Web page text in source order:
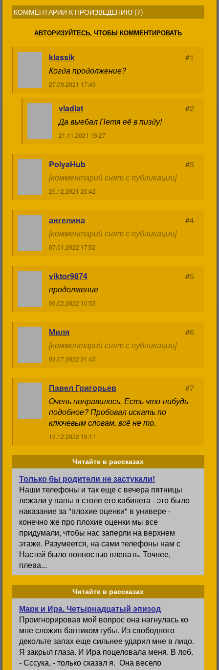
КОММЕНТАРИИ К ПРОИЗВЕДЕНИЮ (7)
АВТОРИЗУЙТЕСЬ, ЧТОБЫ КОММЕНТИРОВАТЬ
klassik
#1
Когда продолжение?
27.09.2021 17:49
vladlat
#2
Да выебал Петя её в пизду!
21.11.2021 15:27
PolyaHub
#3
[комментарий снят с публикации]
26.12.2021 20:42
ангелина
#4
[комментарий снят с публикации]
07.01.2022 17:52
viktor9874
#5
продолжение
06.02.2022 10:53
Миля
#6
[комментарий снят с публикации]
03.07.2022 21:45
Павел Григорьев
#7
Очень понравилось. Есть что-нибудь
подобное? Пробовал искать по
ключевым словам, всё не то.
19.12.2022 19:11
Читайте в рассказах
Только бы родители не застукали!
Наши телефоны и так еще с вечера пятницы
лежали у папы в столе его кабинета - это было
наказание за "плохие оценки" в универе -
конечно же про плохие оценки мы все
придумали, чтобы нас заперли на верхнем
этаже. Разумеется, на сами телефоны нам с
Настей было полностью плевать. Точнее,
плева...
Читайте в рассказах
Марк и Ира. Четырнадцатый эпизод
Проигнорировав мой вопрос она нагнулась ко
мне сложив бантиком губы. Из свободного
декольте запах еще сильнее ударил мне в лицо.
Я закрыл глаза. И Ира поцеловала меня. В лоб.
- Сссука, - только сказал я. Она весело